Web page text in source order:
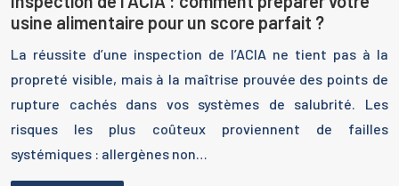
usine alimentaire pour un score parfait ?
La réussite d’une inspection de l’ACIA ne tient pas à la
propreté visible, mais à la maîtrise prouvée des points de
rupture cachés dans vos systèmes de salubrité. Les
risques les plus coûteux proviennent de failles
systémiques : allergènes non…